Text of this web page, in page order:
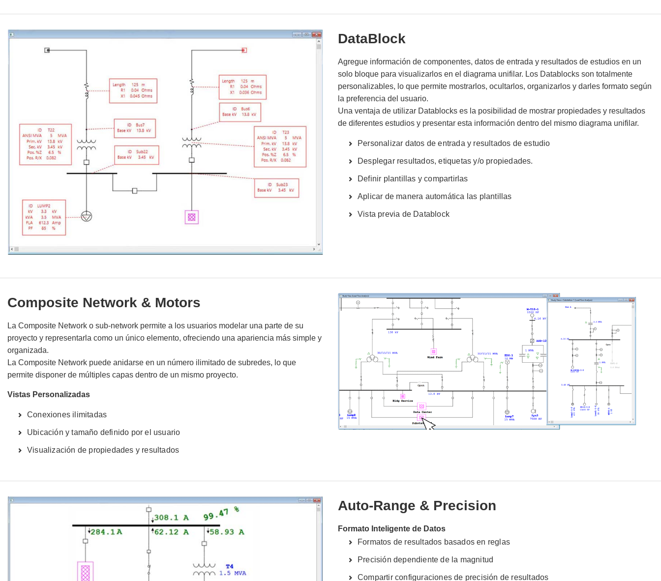
DataBlock
Agregue información de componentes, datos de entrada y resultados de estudios en un
solo bloque para visualizarlos en el diagrama unifilar. Los Datablocks son totalmente
personalizables, lo que permite mostrarlos, ocultarlos, organizarlos y darles formato según
la preferencia del usuario.
Una ventaja de utilizar Datablocks es la posibilidad de mostrar propiedades y resultados
de diferentes estudios y presentar esta información dentro del mismo diagrama unifilar.
Personalizar datos de entrada y resultados de estudio
Desplegar resultados, etiquetas y/o propiedades.
Definir plantillas y compartirlas
Aplicar de manera automática las plantillas
Vista previa de Datablock
Composite Network & Motors
La Composite Network o sub-network permite a los usuarios modelar una parte de su
proyecto y representarla como un único elemento, ofreciendo una apariencia más simple y
organizada.
La Composite Network puede anidarse en un número ilimitado de subredes, lo que
permite disponer de múltiples capas dentro de un mismo proyecto.
Vistas Personalizadas
Conexiones ilimitadas
Ubicación y tamaño definido por el usuario
Visualización de propiedades y resultados
Auto-Range & Precision
Formato Inteligente de Datos
Formatos de resultados basados en reglas
Precisión dependiente de la magnitud
Compartir configuraciones de precisión de resultados